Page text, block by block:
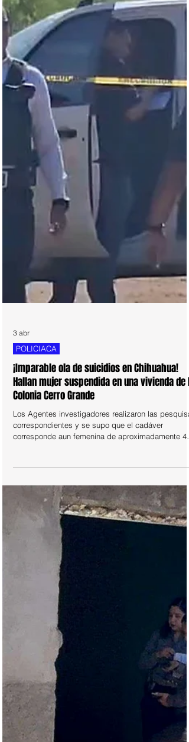
3 abr
POLICIACA
Colonia Cerro Grande
Los Agentes investigadores realizaron las
correspondientes y se supo que el cadáver
corresponde aun femenina de aproximadamente 40
años de edad y que estaba suspendida de cuello
con un cinturón.